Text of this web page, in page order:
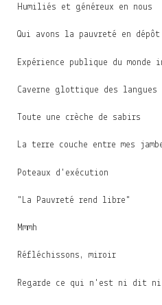
Humiliés et généreux en nous
Qui avons la pauvreté en dépôt
Expérience publique du monde
Caverne glottique des langues
Toute une crèche de sabirs
La terre couche entre mes
Poteaux d'exécution
"La Pauvreté rend libre"
Mmmh
Réfléchissons, miroir
Regarde ce qui n'est ni dit ni